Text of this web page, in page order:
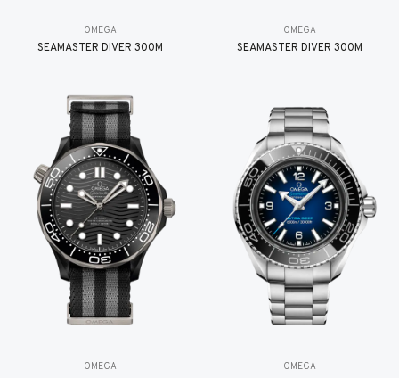
OMEGA
SEAMASTER DIVER 300M
OMEGA
SEAMASTER DIVER 300M
OMEGA OMEGA